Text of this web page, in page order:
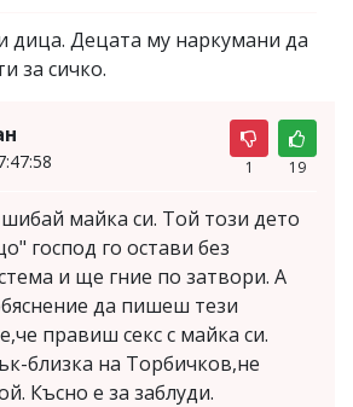
дица. Децата му наркумани да
за сичко.
1 19
майка си. Той този дето
господ го остави без
и ще гние по затвори. А
да пишеш тези
правиш секс с майка си.
близка на Торбичков,не
Късно е за заблуди.